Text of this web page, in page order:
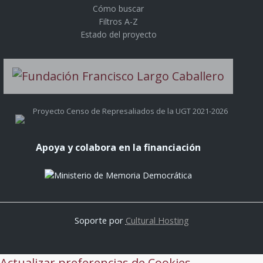
Cómo buscar
Filtros A-Z
Estado del proyecto
Proyecto Censo de Represaliados de la UGT 2021-2026
Apoya y colabora en la financiación
Soporte por Cultural Hosting